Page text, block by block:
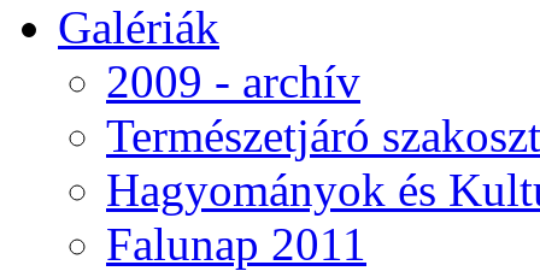
Galériák
2009 - archív
Természetjáró
Hagyományok és
Falunap 2011